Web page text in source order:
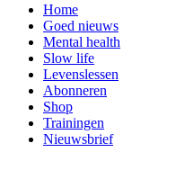
Home
Goed nieuws
Mental health
Slow life
Levenslessen
Abonneren
Shop
Trainingen
Nieuwsbrief